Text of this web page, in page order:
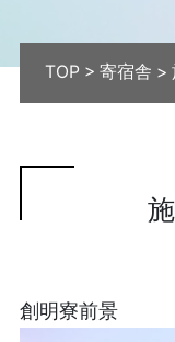
TOP >寄宿舎 >
創明寮前景